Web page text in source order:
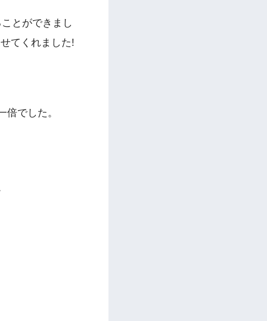
とができまし
てくれました!
でした。